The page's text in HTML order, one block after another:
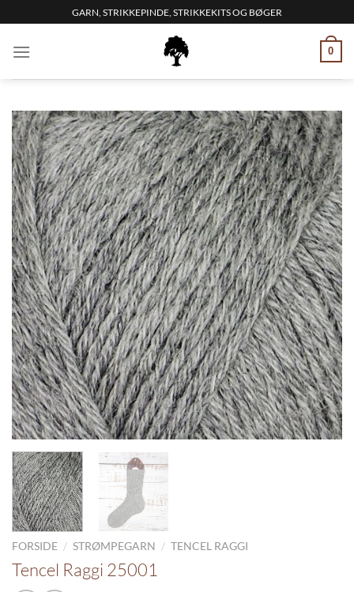
til
indhold
GARN, STRIKKEPINDE, STRIKKEKITS OG BØGER
0
FORSIDE / STRØMPEGARN / TENCEL RAGGI
Tencel Raggi 25001